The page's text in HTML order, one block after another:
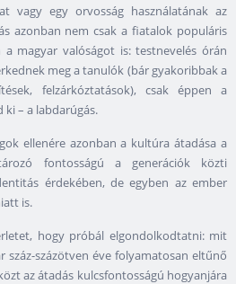
vagy egy orvosság használatának az
azonban nem csak a fiatalok populáris
magyar valóságot is: testnevelés órán
meg a tanulók (bár gyakoribbak a
felzárkóztatások), csak éppen a
– a labdarúgás.
ellenére azonban a kultúra átadása a
fontosságú a generációk közti
érdekében, de egyben az ember
is.
hogy próbál elgondolkodtatni: mit
százötven éve folyamatosan eltűnő
az átadás kulcsfontosságú hogyanjára